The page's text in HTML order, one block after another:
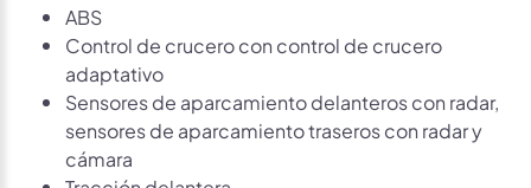
ABS
Control de crucero con control de crucero
adaptativo
Sensores de aparcamiento delanteros con radar,
sensores de aparcamiento traseros con radar y
cámara